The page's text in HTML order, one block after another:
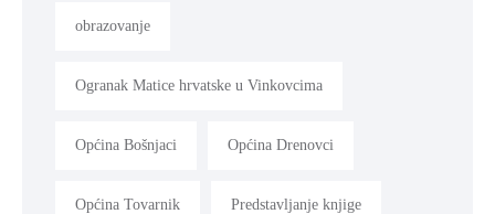
obrazovanje
Ogranak Matice hrvatske u Vinkovcima
Općina Bošnjaci Općina Drenovci
Općina Tovarnik Predstavljanje knjige